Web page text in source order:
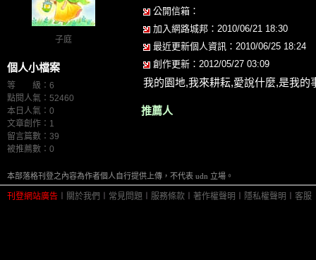
子庭
個人小檔案
等 級：6
點閱人氣：52460
本日人氣：0
文章創作：1
留言篇數：39
被推薦數： 0
公開信箱：
加入網路城邦：2010/06/21 18:30
最近更新個人資訊：2010/06/25 18:24
創作更新：2012/05/27 03:09
我的園地,我來耕耘,愛說什麼,是我的
推薦人
本部落格刊登之內容為作者個人自行提供上傳，不代表 udn 立場。
刊登網站廣告 關於我們 常見問題 服務條款 著作權聲明 隱私權聲明 客服